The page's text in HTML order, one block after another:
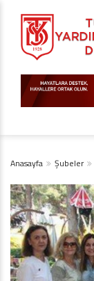
Anasayfa Şubeler